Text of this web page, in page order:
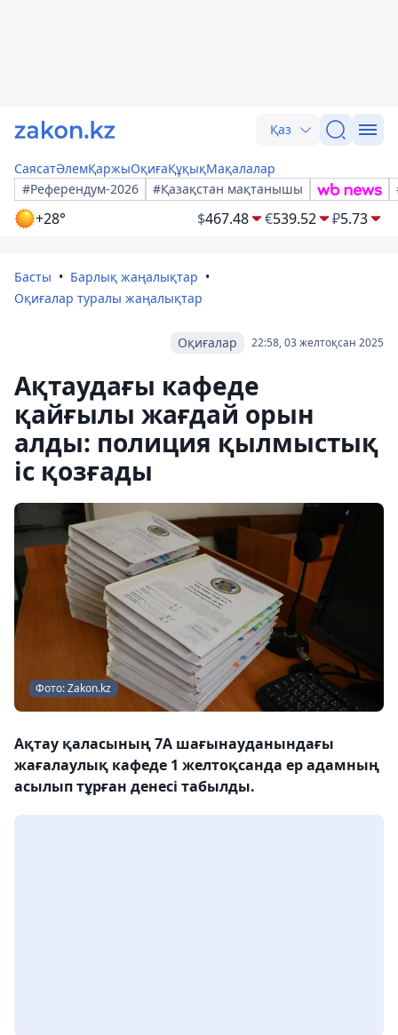
Қаз
СаясатӘлемҚаржыОқиғаҚұқықМақалалар
#Референдум-2026
#Қазақстан мақтанышы
+28° $467.48 €539.52 ₽5.73
Басты
Барлық жаңалықтар
Оқиғалар туралы жаңалықтар
22:58, 03 желтоқсан 2025
Оқиғалар
Ақтаудағы кафеде
қайғылы жағдай орын
алды: полиция қылмыстық
іс қозғады
Фото: Zakon.kz
Ақтау қаласының 7А шағынауданындағы
жағалаулық кафеде 1 желтоқсанда ер адамның
асылып тұрған денесі табылды.